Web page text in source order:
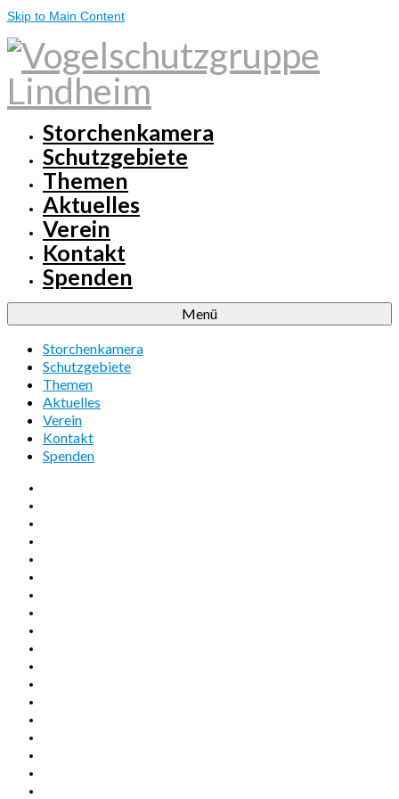
Skip to Main Content
Storchenkamera
Schutzgebiete
Themen
Aktuelles
Verein
Kontakt
Spenden
Menü
Storchenkamera
Schutzgebiete
Themen
Aktuelles
Verein
Kontakt
Spenden